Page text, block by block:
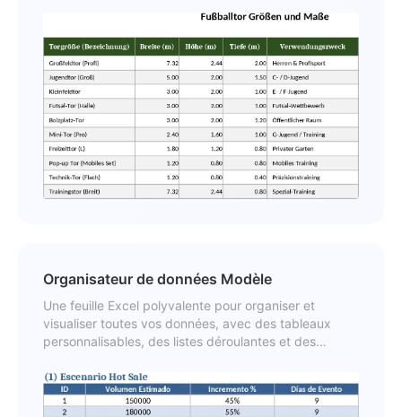
Organisateur de données Modèle
Une feuille Excel polyvalente pour organiser et
visualiser toutes vos données, avec des tableaux
personnalisables, des listes déroulantes et des